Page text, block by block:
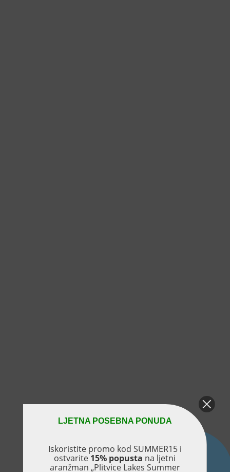
LJETNA POSEBNA PONUDA
Iskoristite promo kod SUMMER15 i
ostvarite 15% popusta na ljetni
aranžman „Plitvice Lakes Summer